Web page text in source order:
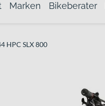
Marken Bikeberater
HPC SLX 800